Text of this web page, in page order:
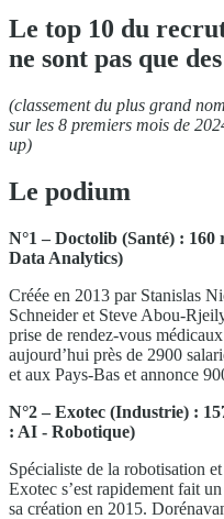
Le top 10 du
ne sont pas que
(classement du plus grand
sur les 8 premiers mois de
up)
Le podium
N°1 – Doctolib (Santé) :
Data Analytics)
Créée en 2013 par Stanislas
Schneider et Steve Abou-
prise de rendez-vous
aujourd’hui près de 2900
et aux Pays-Bas et annonce
N°2 – Exotec (Industrie) :
: AI - Robotique)
Spécialiste de la robotisation
Exotec s’est rapidement fait
sa création en 2015.